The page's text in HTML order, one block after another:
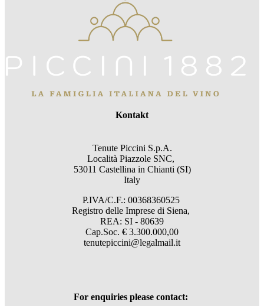
Kontakt
Tenute Piccini S.p.A.
Località Piazzole SNC,
53011 Castellina in Chianti (SI)
Italy
P.IVA/C.F.: 00368360525
Registro delle Imprese di Siena,
REA: SI - 80639
Cap.Soc. € 3.300.000,00
tenutepiccini@legalmail.it
For enquiries please contact: